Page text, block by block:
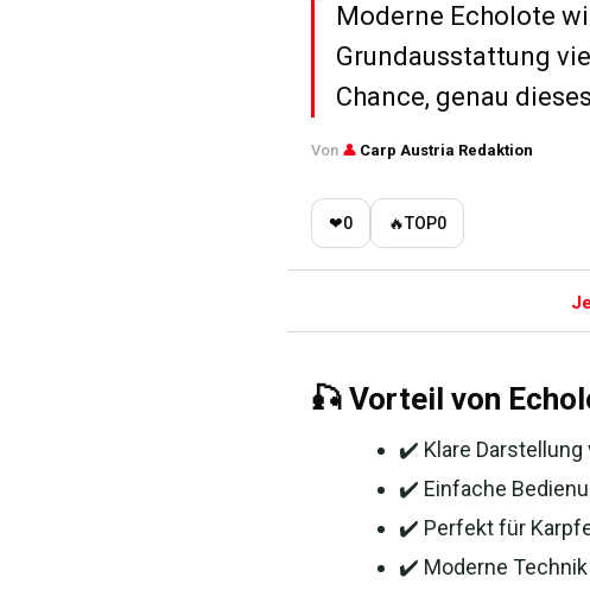
Moderne Echolote
Grundausstattung
Chance, genau
Von 👤 Carp Austria Redaktion
❤0 🔥TOP0
🎣 Vorteil von
✔️ Klare Darstellung
✔️ Einfache
✔️ Perfekt für
✔️ Moderne